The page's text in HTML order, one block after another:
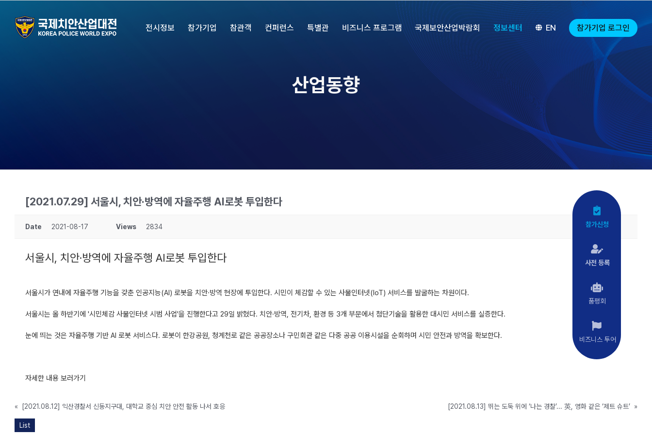
content
전시정보 참가기업 참관객 컨퍼런스 특별관 비즈니스 프로그램 국제보안산업박람회 정보센터 EN 참가기업 로그인
산업동향
[2021.07.29] 서울시, 치안·방역에 자율주행 AI로봇 투입한다
Date 2021-08-17 Views 2834
서울시, 치안·방역에 자율주행 AI로봇 투입한다
서울시가 연내에 자율주행 기능을 갖춘 인공지능(AI) 로봇을 치안·방역 현장에 투입한다. 시민이 체감할 수 있는 사물인터넷(IoT) 서비스를 발굴하는 차원이다.
서울시는 올 하반기에 '시민체감 사물인터넷 시범 사업'을 진행한다고 29일 밝혔다. 치안·방역, 전기차, 환경 등 3개 부문에서 첨단기술을 활용한 대시민 서비스를 실증한다.
눈에 띄는 것은 자율주행 기반 AI 로봇 서비스다. 로봇이 한강공원, 청계천로 같은 공공장소나 구민회관 같은 다중 공공 이용시설을 순회하며 시민 안전과 방역을 확보한다.
자세한 내용 보러가기
« [2021.08.12] 익산경찰서 신동지구대, 대학교 중심 치안 안전 활동 나서 호응 [2021.08.13] 뛰는 도둑 위에 ‘나는 경찰’... 英, 영화 같은 ‘제트 슈트’ »
List
참가신청
사전 등록
품평회
비즈니스 투어